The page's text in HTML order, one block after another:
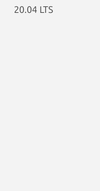
20.04 LTS